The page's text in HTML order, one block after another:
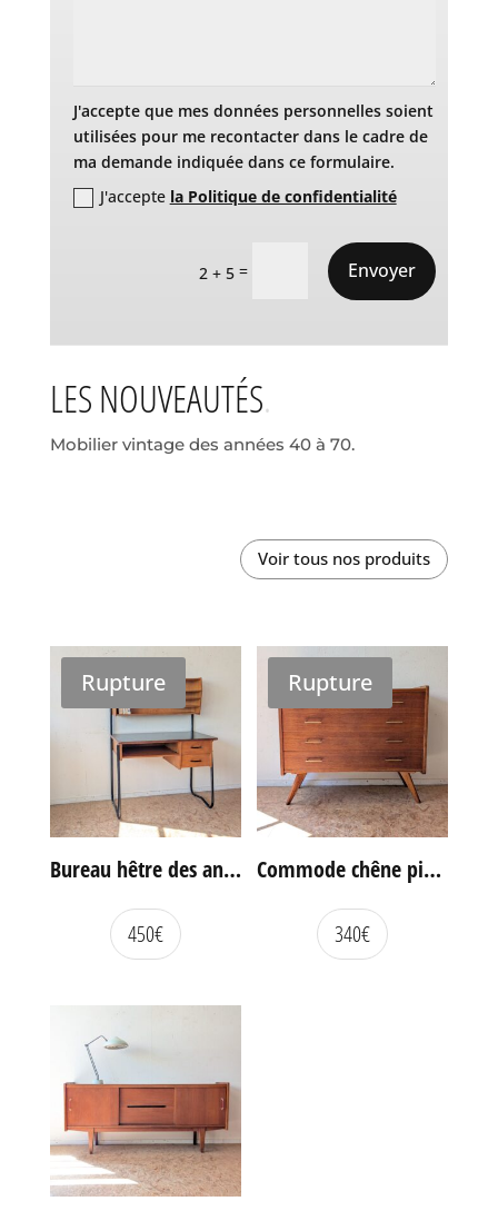
J'accepte que mes données personnelles soient
utilisées pour me recontacter dans le cadre de
ma demande indiquée dans ce formulaire.
J'accepte la Politique de confidentialité
2 + 5 = Envoyer
LES NOUVEAUTÉS
Mobilier vintage des années 40 à 70.
Voir tous nos produits
Rupture
Bureau hêtre des années 60
450€
Rupture
Commode chêne pieds compas vintage
340€